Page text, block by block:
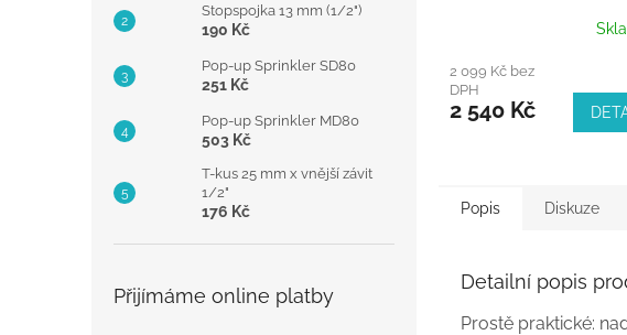
Stopspojka 13 mm (1/2")
190 Kč
Pop-up Sprinkler SD80
251 Kč
Pop-up Sprinkler MD80
503 Kč
T-kus 25 mm x vnější závit
1/2"
176 Kč
Přijímáme online platby
2 099 Kč bez
DPH
2 540 Kč
Popis Diskuze
Detailní popis
Prostě praktické: